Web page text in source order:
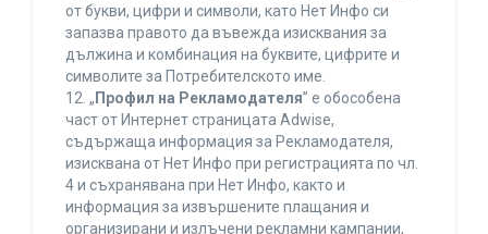
от букви, цифри и символи, като Нет Инфо си
запазва правото да въвежда изисквания за
дължина и комбинация на буквите, цифрите и
символите за Потребителското име.
12. „ Профил на Рекламодателя” е обособена
част от Интернет страницата Adwise,
съдържаща информация за Рекламодателя,
изисквана от Нет Инфо при регистрацията по чл.
4 и съхранявана при Нет Инфо, както и
информация за извършените плащания и
организирани и излъчени рекламни кампании,